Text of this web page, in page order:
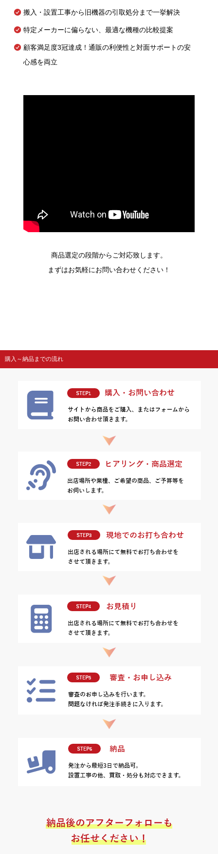
搬入・設置工事から旧機器の引取処分まで一挙解決
特定メーカーに偏らない、最適な機種の比較提案
顧客満足度3冠達成！通販の利便性と対面サポートの安
心感を両立
商品選定の段階からご対応致します。
まずはお気軽にお問い合わせください！
購入～納品までの流れ